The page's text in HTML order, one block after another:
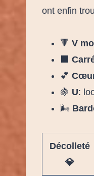
ont enfin
🔻 V
💕
🍇 U:
🌬️
Décolleté
💎